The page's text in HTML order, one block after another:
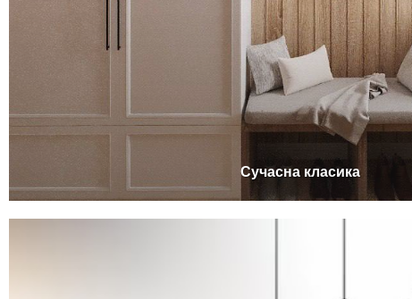
Сучасна класика